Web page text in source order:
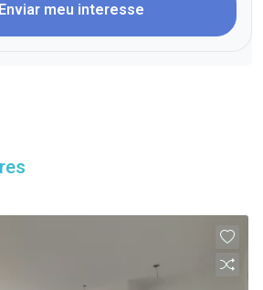
Enviar meu interesse